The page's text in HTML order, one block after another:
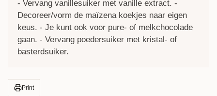
- Vervang vanillesuiker met vanille extract. -
Decoreer/vorm de maïzena koekjes naar eigen
keus. - Je kunt ook voor pure- of melkchocolade
gaan. - Vervang poedersuiker met kristal- of
basterdsuiker.
Print